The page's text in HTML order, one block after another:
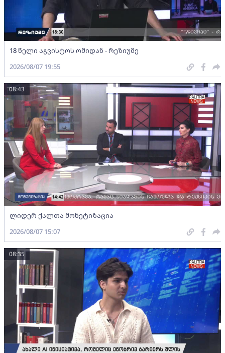
18 წელი აგვისტოს ომიდან - რეზიუმე
2026/08/07 19:55
ლიდერ ქალთა მონეტიზაცია
08:43
2026/08/07 15:07
08:35